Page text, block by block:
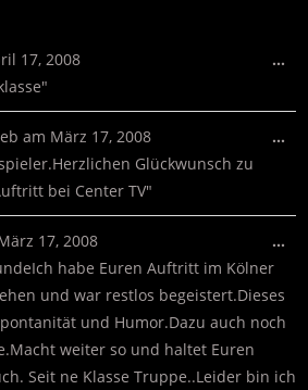
17, 2008
…
am März 17, 2008
Glückwunsch zu
bei Center TV"
…
17, 2008
habe Euren Auftritt im Kölner
und war restlos begeistert.Dieses
und Humor.Dazu auch noch
weiter so und haltet Euren
Seit ne Klasse Truppe..Leider bin ich
…